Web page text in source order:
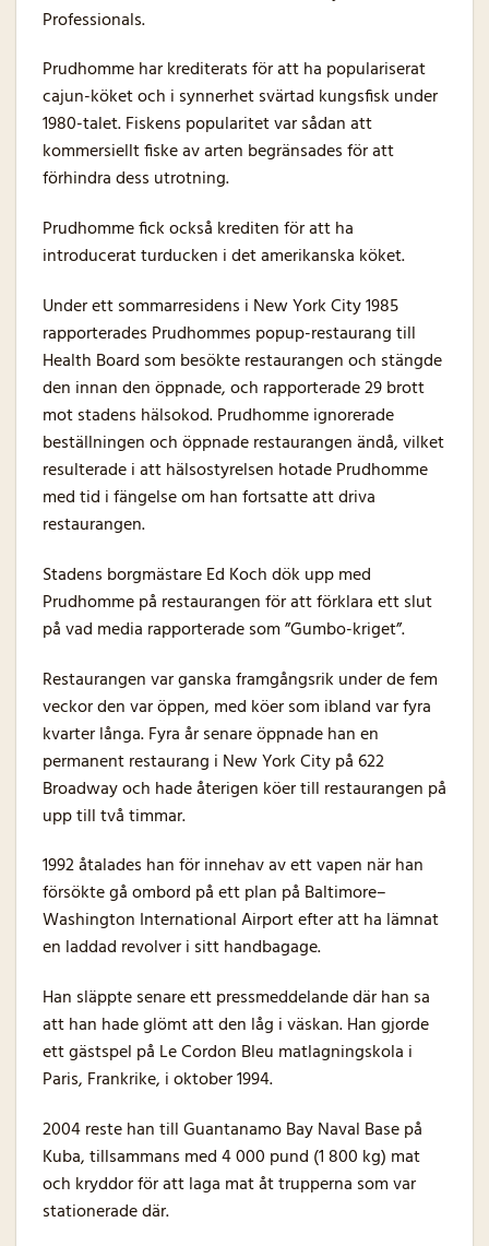
Professionals.
Prudhomme har krediterats för att ha populariserat
cajun-köket och i synnerhet svärtad kungsfisk under
1980-talet. Fiskens popularitet var sådan att
kommersiellt fiske av arten begränsades för att
förhindra dess utrotning.
Prudhomme fick också krediten för att ha
introducerat turducken i det amerikanska köket.
Under ett sommarresidens i New York City 1985
rapporterades Prudhommes popup-restaurang till
Health Board som besökte restaurangen och stängde
den innan den öppnade, och rapporterade 29 brott
mot stadens hälsokod. Prudhomme ignorerade
beställningen och öppnade restaurangen ändå, vilket
resulterade i att hälsostyrelsen hotade Prudhomme
med tid i fängelse om han fortsatte att driva
restaurangen.
Stadens borgmästare Ed Koch dök upp med
Prudhomme på restaurangen för att förklara ett slut
på vad media rapporterade som ”Gumbo-kriget”.
Restaurangen var ganska framgångsrik under de fem
veckor den var öppen, med köer som ibland var fyra
kvarter långa. Fyra år senare öppnade han en
permanent restaurang i New York City på 622
Broadway och hade återigen köer till restaurangen på
upp till två timmar.
1992 åtalades han för innehav av ett vapen när han
försökte gå ombord på ett plan på Baltimore–
Washington International Airport efter att ha lämnat
en laddad revolver i sitt handbagage.
Han släppte senare ett pressmeddelande där han sa
att han hade glömt att den låg i väskan. Han gjorde
ett gästspel på Le Cordon Bleu matlagningskola i
Paris, Frankrike, i oktober 1994.
2004 reste han till Guantanamo Bay Naval Base på
Kuba, tillsammans med 4 000 pund (1 800 kg) mat
och kryddor för att laga mat åt trupperna som var
stationerade där.